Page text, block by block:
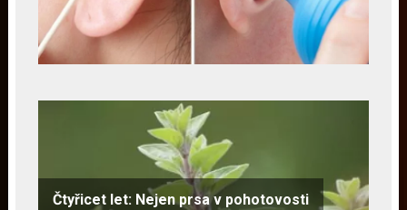
Čtyřicet let: Nejen prsa v pohotovosti